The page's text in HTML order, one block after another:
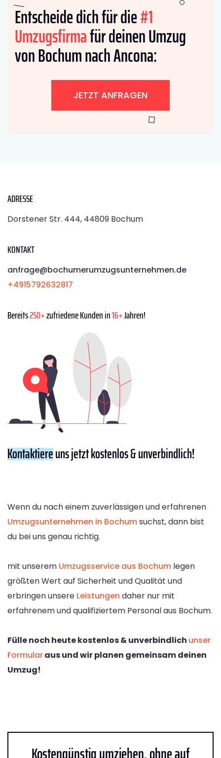
Entscheide dich für die#1
Umzugsfirmafür deinen Umzug
von Bochum nach Ancona:
JETZT ANFRAGEN
ADRESSE
Dorstener Str. 444, 44809 Bochum
KONTAKT
anfrage@bochumerumzugsunternehmen.de
+4915792632817
Bereits250+zufriedene Kunden in16+Jahren!
Kontaktiereuns jetzt kostenlos & unverbindlich!
Wenn du nach einem zuverlässigen und erfahrenen
Umzugsunternehmen in Bochumsuchst, dann bist
du bei uns genau richtig.
mit unserem Umzugsservice aus Bochum legen
größten Wert auf Sicherheit und Qualität und
erbringen unsere Leistungen daher nur mit
erfahrenem und qualifiziertem Personal aus Bochum.
Fülle noch heute kostenlos & unverbindlich unser
Formularaus und wir planen gemeinsam deinen
Umzug!